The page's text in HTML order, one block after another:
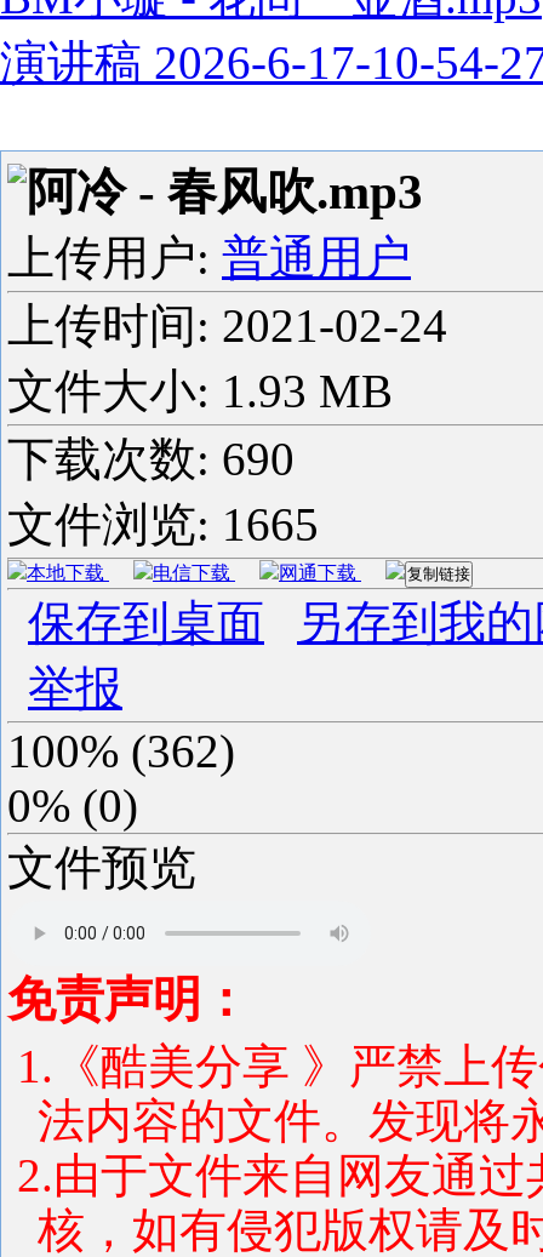
演讲稿 2026-6-17-10-54-
阿冷 - 春风吹.mp3
上传用户: 普通用户
上传时间: 2021-02-24
文件大小: 1.93 MB
下载次数: 690
文件浏览: 1665
本地下载 电信下载 网通下载 复制链接
保存到桌面
另存到我
举报
100% (362)
0% (0)
文件预览
免责声明：
1.《酷美分享 》严禁上
法内容的文件。发现将
2.由于文件来自网友通
核，如有侵犯版权请及